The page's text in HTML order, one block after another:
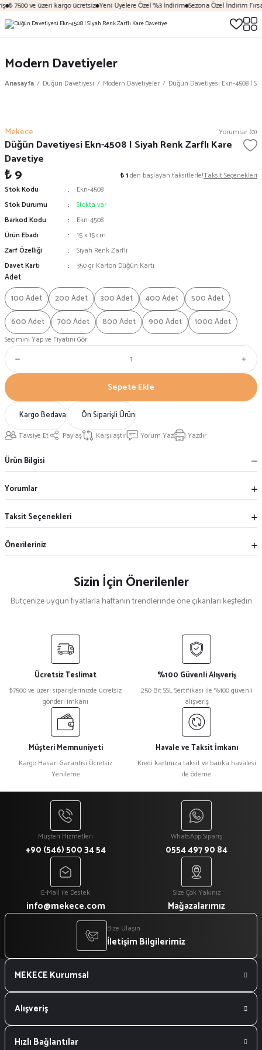
₺ 7500 ve üzeri kargo ücretsiz Yeni Üyelere Özel %3 İndirim Sezona Özel İndirim
Modern Davetiyeler
Anasayfa Düğün Davetiyesi Modern Davetiyeler Düğün Davetiyesi Ekn-4508 |
Mekece Yorumlar (0)
Düğün Davetiyesi Ekn-4508 | Siyah Renk Zarflı Kare
Davetiye
₺ 9 ₺ 1den başlayan taksitlerle!Taksit Seçenekleri
Stok Kodu
Ekn-4508
Stok Durumu
Stokta var
Barkod Kodu
Ekn-4508
Ürün Ebadı
15 x 15 cm
Zarf Özelliği
Siyah Renk Zarflı
Davet Kartı
350 gr Karton Düğün Kartı
Adet
100 Adet
200 Adet 300 Adet 400 Adet
500 Adet
600 Adet
700 Adet 800 Adet 900 Adet 1000 Adet
Seçimini Yap ve Fiyatını Gör
Sepete Ekle
Kargo Bedava Ön Siparişli Ürün
Tavsiye Et Paylaş Karşılaştır Yorum Yaz Yazdır
Ürün Bilgisi
Yorumlar
Taksit Seçenekleri
Önerileriniz
Sizin İçin Önerilenler
Bütçenize uygun fiyatlarla haftanın trendlerinde öne çıkanları keşfedin
Nikah Şekeri Hediyeliği Kokulu Sabun Magnet Nks-16
₺ 53
Nikah Şekeri İncili Kutu Nks-23
₺ 51
Nikah Şekeri Hediyeliği Mantar Kapaklı Gül Çayı Dolu 50cc Armut Şişe Nks-56
%3
Nikah Şekeri Hediyeliği Silindir Ahşap Mumluk Nks-57
₺ 60
₺ 58
%3
Mekece
Nikah Şekeri Hediyeliği Kalp Şekerli Mantar Tıpalı 25cc Şişe Nks-64
Ücretsiz Teslimat
₺7500 ve üzeri siparişlerinizde ücretsiz
gönderi imkanı
%100 Güvenli Alışveriş
250 Bit SSL Sertifikası ile %100 güvenli
alışveriş
Müşteri Memnuniyeti
Kargo Hasarı Garantisi Ücretsiz
Yenileme
Havale ve Taksit İmkanı
Kredi kartınıza taksit ve banka havalesi
ile ödeme
Müşteri Hizmetleri
+90 (546) 500 34 54
WhatsApp Sipariş
0554 497 90 84
E-Mail ile Destek
info@mekece.com
Size Çok Yakınız
Mağazalarımız
Bize Ulaşın
İletişim Bilgilerimiz
MEKECE Kurumsal
Alışveriş
Hızlı Bağlantılar